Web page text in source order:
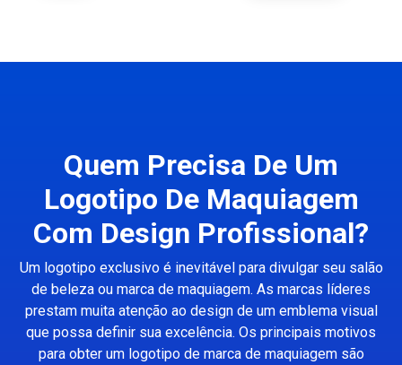
Quem Precisa De Um
Logotipo De Maquiagem
Com Design Profissional?
Um logotipo exclusivo é inevitável para divulgar seu salão
de beleza ou marca de maquiagem. As marcas líderes
prestam muita atenção ao design de um emblema visual
que possa definir sua excelência. Os principais motivos
para obter um logotipo de marca de maquiagem são